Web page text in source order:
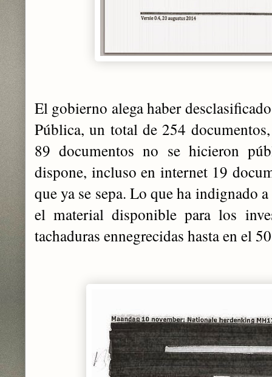
El gobierno alega haber
Pública, un total de 254
89 documentos no se hicieron
dispone, incluso en internet 19
que ya se sepa. Lo que ha indignado
el material disponible para los
tachaduras ennegrecidas hasta en el